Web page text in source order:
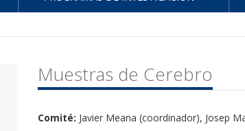
Muestras de Cerebro
Comité: Javier Meana (coordinador), Josep